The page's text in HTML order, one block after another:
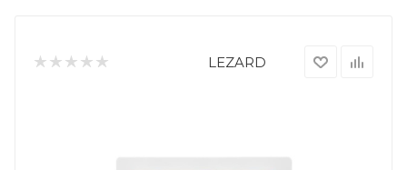
LEZARD